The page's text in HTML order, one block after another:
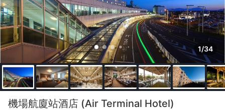
1/34
機場航廈站酒店 (Air Terminal Hotel)